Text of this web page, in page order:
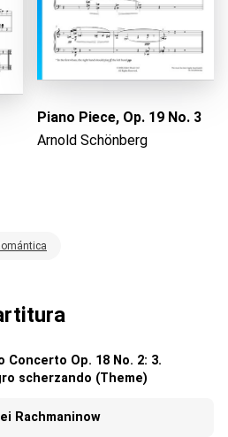
Piano Piece, Op. 19 No. 3
Arnold Schönberg
Concerto Op. 18 No. 2: 3.
scherzando (Theme)
Rachmaninow